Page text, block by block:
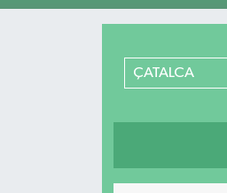
ÇATALCA
Mersin Tarihi
Özel Haber